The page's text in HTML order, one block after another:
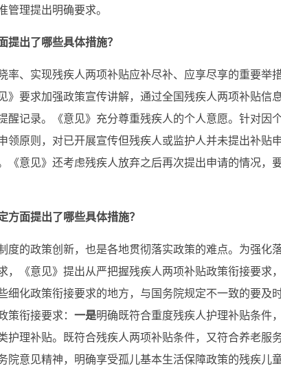
管理提出明确要求。
提出了哪些具体措施？
率、实现残疾人两项补贴应补尽补、应享尽享的重要举
》要求加强政策宣传讲解，通过全国残疾人两项补贴信
醒记录。《意见》充分尊重残疾人的个人意愿。针对因
领原则，对已开展宣传但残疾人或监护人并未提出补贴
《意见》还考虑残疾人放弃之后再次提出申请的情况，
方面提出了哪些具体措施？
度的政策创新，也是各地贯彻落实政策的难点。为强化
，《意见》提出从严把握残疾人两项补贴政策衔接要求
细化政策衔接要求的地方，与国务院规定不一致的要及
策衔接要求： 一是明确既符合重度残疾人护理补贴条件
护理补贴。既符合残疾人两项补贴条件，又符合养老服
院意见精神，明确享受孤儿基本生活保障政策的残疾儿